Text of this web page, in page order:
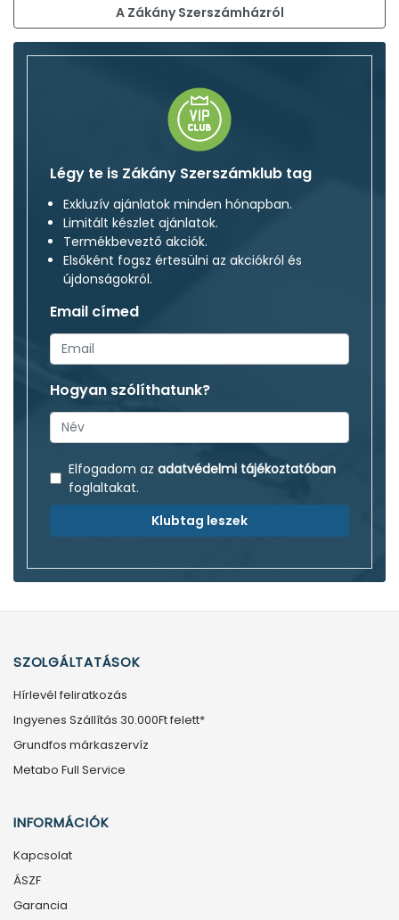
A Zákány Szerszámházról
Légy te is Zákány Szerszámklub tag
Exkluzív ajánlatok minden hónapban.
Limitált készlet ajánlatok.
Termékbeveztő akciók.
Elsőként fogsz értesülni az akciókról és
újdonságokról.
Email címed
Hogyan szólíthatunk?
Elfogadom az adatvédelmi tájékoztatóban
foglaltakat.
Klubtag leszek
SZOLGÁLTATÁSOK
Hírlevél feliratkozás
Ingyenes Szállítás 30.000Ft felett*
Grundfos márkaszervíz
Metabo Full Service
INFORMÁCIÓK
Kapcsolat
ÁSZF
Garancia